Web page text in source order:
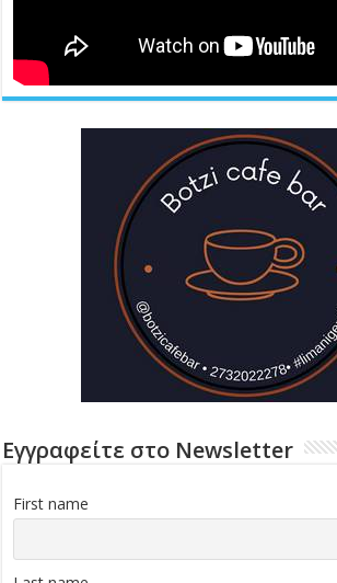
Εγγραφείτε στο Newsletter
First name